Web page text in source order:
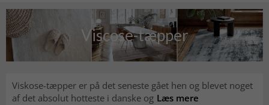
LAGT I INDKØBSKURVEN.
Viscose-tæpper
Viskose-tæpper er på det seneste gået hen og blevet noget
af det absolut hotteste i danske og Læs mere